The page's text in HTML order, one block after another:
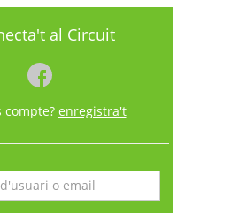
al Circuit
compte? enregistra't